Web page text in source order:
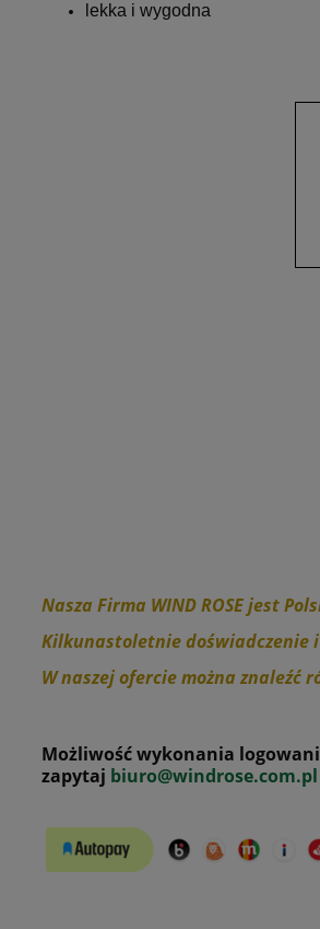
lekka i wygodna
Nasza Firma WIND ROSE jest
Kilkunastoletnie doświadczenie
W naszej ofercie można
Możliwość wykonania
zapytaj biuro@windrose.com.pl